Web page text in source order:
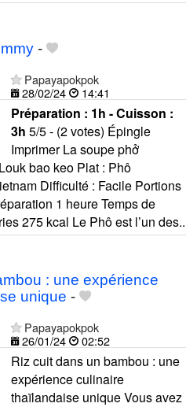
-
Papayapokpok
28/02/24
14:41
Préparation : 1h - Cuisson :
3h 5/5 - (2 votes) Épingle
Imprimer La soupe phở
bao keo Plat : Phô
Difficulté : Facile Portions
1 heure Temps de
275 kcal Le Phô est l’un
: une expérience
unique -
Papayapokpok
26/01/24
02:52
Riz cuit dans un bambou : une
expérience culinaire
thaïlandaise unique Vous avez